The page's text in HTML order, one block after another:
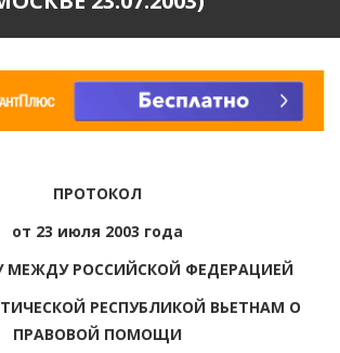
ПРОТОКОЛ
от 23 июля 2003 года
МЕЖДУ РОССИЙСКОЙ ФЕДЕРАЦИЕЙ
РЕСПУБЛИКОЙ ВЬЕТНАМ О
ПРАВОВОЙ ПОМОЩИ